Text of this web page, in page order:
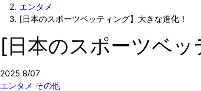
エンタメ
[日本のスポーツベッティング】大きな進化！
[日本のスポーツベッ
2025 8/07
エンタメ その他